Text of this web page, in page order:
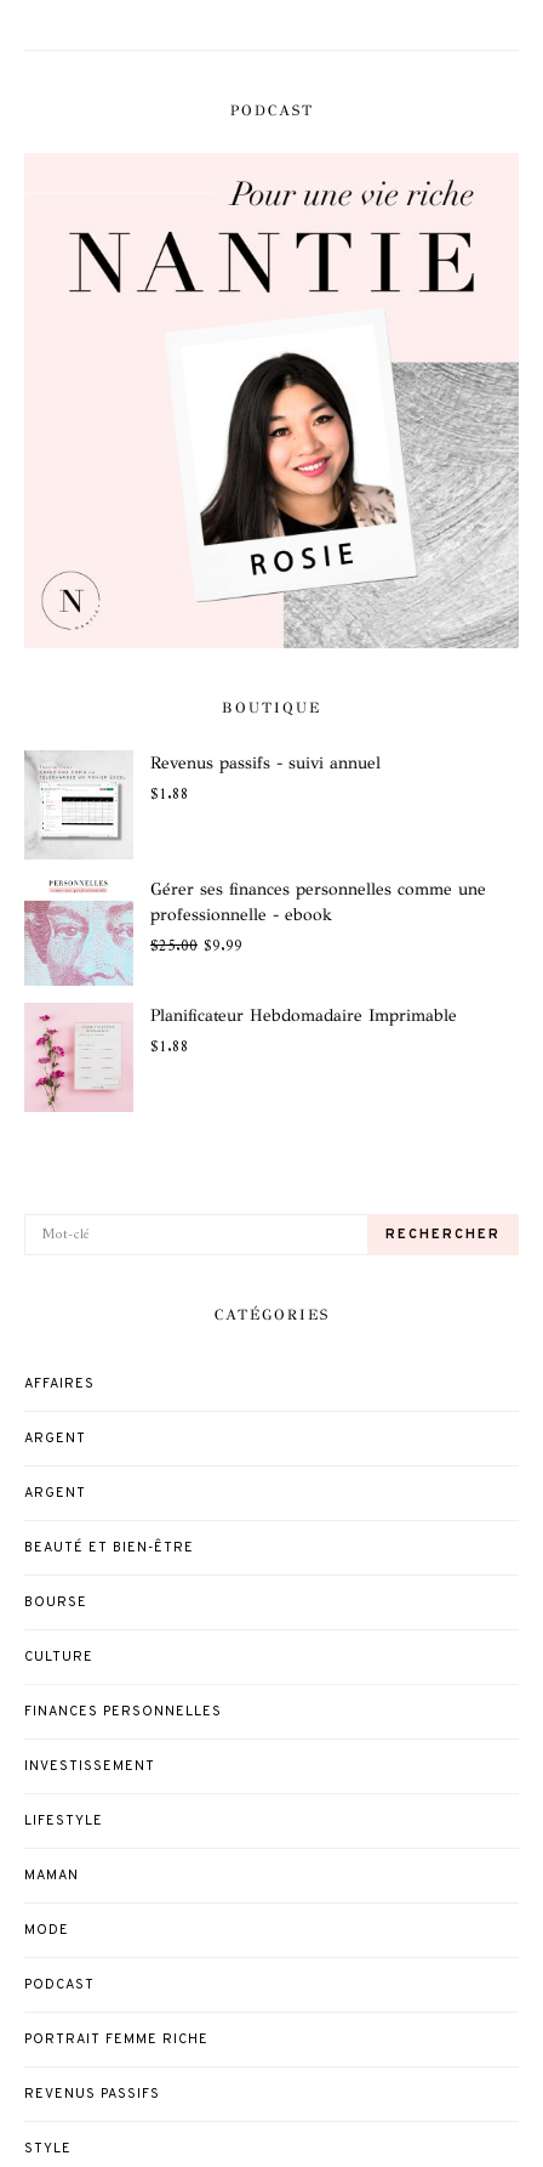
PODCAST
BOUTIQUE
Revenus passifs - suivi annuel
$1.88
Gérer ses finances personnelles comme une
professionnelle - ebook
$25.00 $9.99
Planificateur Hebdomadaire Imprimable
$1.88
RECHERCHER
CATÉGORIES
AFFAIRES
ARGENT
ARGENT
BEAUTÉ ET BIEN-ÊTRE
BOURSE
CULTURE
FINANCES PERSONNELLES
INVESTISSEMENT
LIFESTYLE
MAMAN
MODE
PODCAST
PORTRAIT FEMME RICHE
REVENUS PASSIFS
STYLE